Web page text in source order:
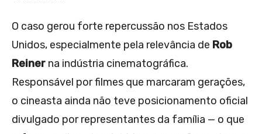
O caso gerou forte repercussão nos Estados
Unidos, especialmente pela relevância de Rob
Reiner na indústria cinematográfica.
Responsável por filmes que marcaram gerações,
o cineasta ainda não teve posicionamento oficial
divulgado por representantes da família — o que